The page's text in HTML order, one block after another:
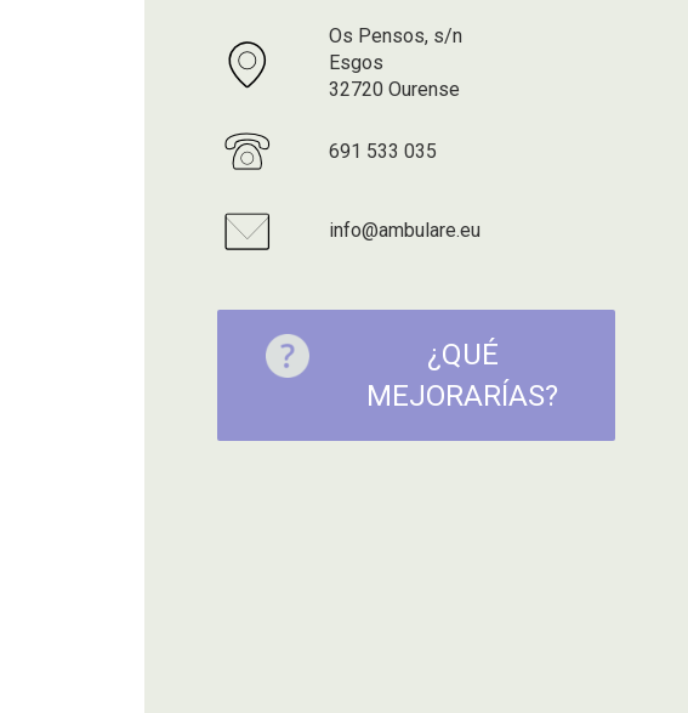
Os Pensos, s/n
Esgos
32720 Ourense
691 533 035
info@ambulare.eu
¿QUÉ
MEJORARÍAS?